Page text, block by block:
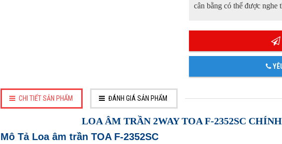
cân bằng có thể được nghe
CHI TIẾT SẢN PHẨM ĐÁNH GIÁ SẢN PHẨM
LOA ÂM TRẦN 2WAY TOA F-2352SC
Mô Tả Loa âm trần TOA F-2352SC